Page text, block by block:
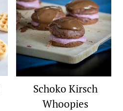
Schoko Kirsch
Whoopies